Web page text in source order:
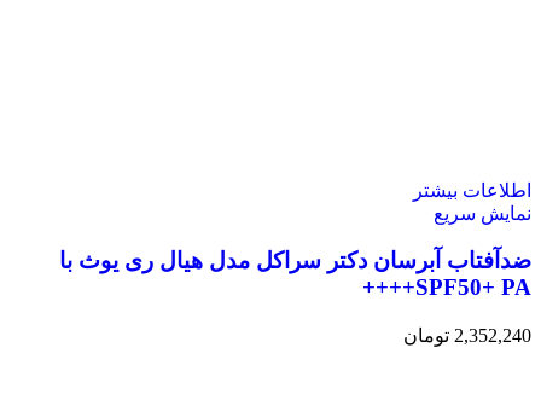
اطلاعات بیشتر
نمایش سریع
ضدآفتاب آبرسان دکتر سراکل مدل هیال ری یوث با
SPF50+ PA++++
2,352,240 تومان